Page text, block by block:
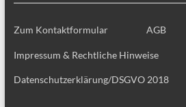
Zum Kontaktformular AGB
Impressum & Rechtliche Hinweise
Datenschutzerklärung/DSGVO 2018